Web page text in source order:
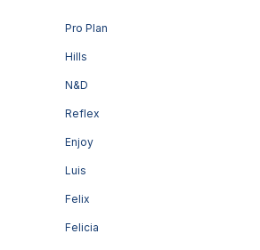
Pro Plan
Hills
N&D
Reflex
Enjoy
Luis
Felix
Felicia